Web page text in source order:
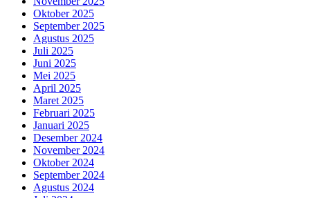
Oktober 2025
September 2025
Agustus 2025
Juli 2025
Juni 2025
Mei 2025
April 2025
Maret 2025
Februari 2025
Januari 2025
Desember 2024
November 2024
Oktober 2024
September 2024
Agustus 2024